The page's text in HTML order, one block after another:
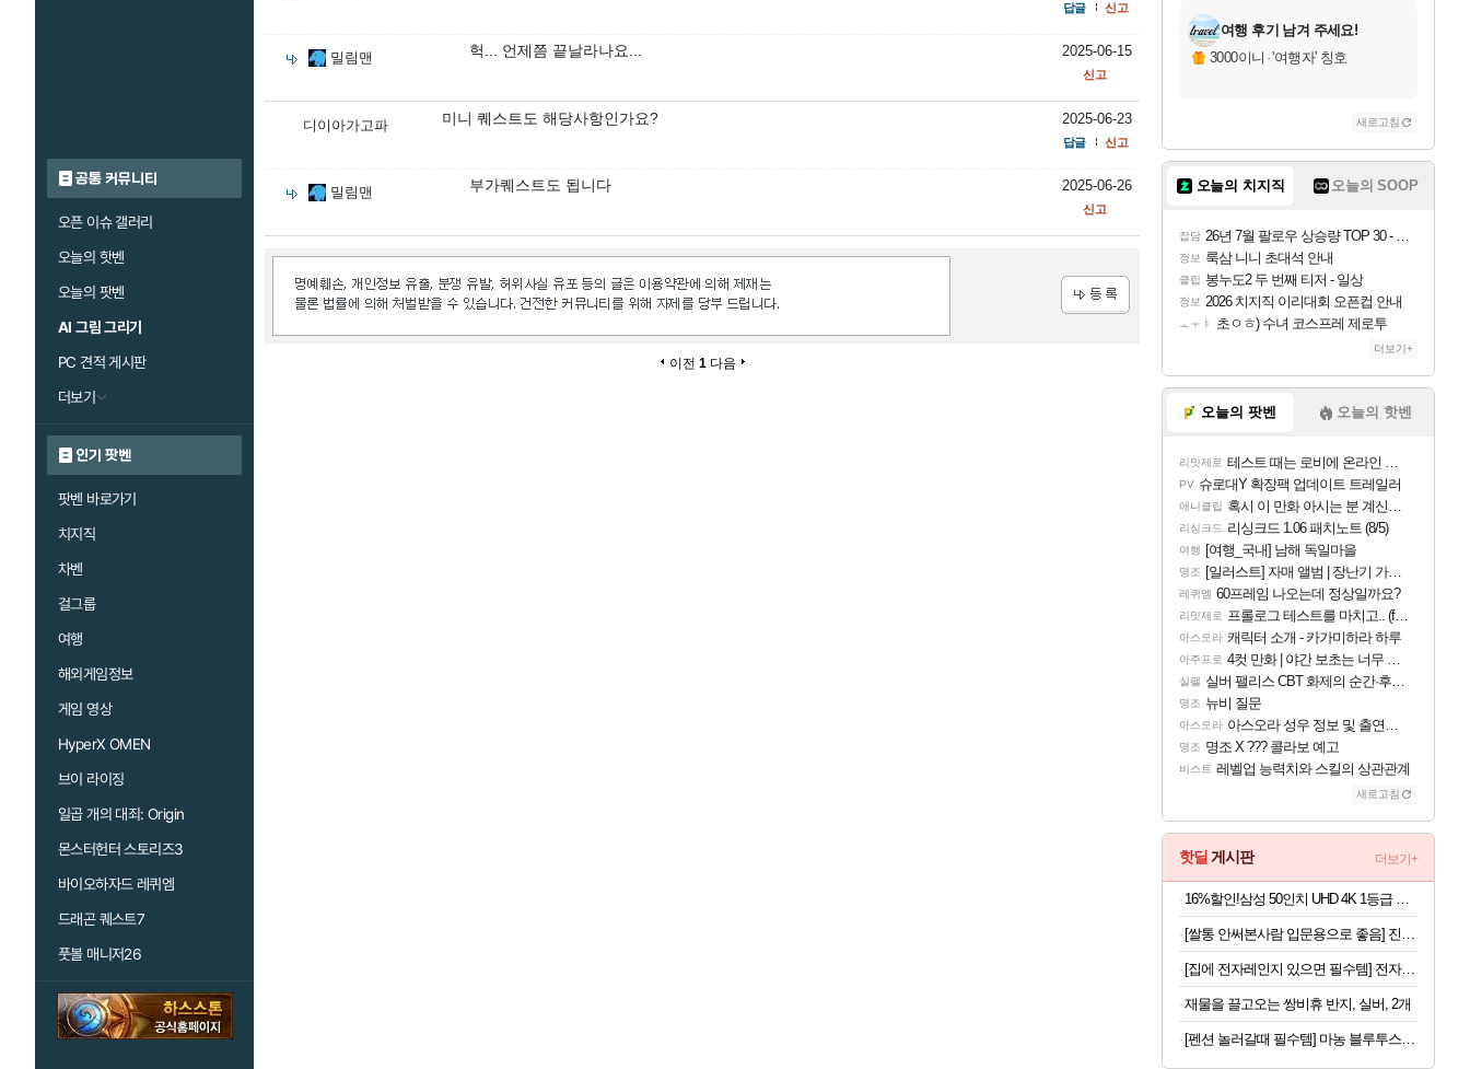
공통 커뮤니티
오픈 이슈 갤러리
오늘의 핫벤
오늘의 팟벤
AI 그림 그리기
PC 견적 게시판
더보기
인기 팟벤
팟벤 바로가기
치지직
차벤
걸그룹
여행
해외게임정보
게임 영상
HyperX OMEN
브이 라이징
일곱 개의 대죄: Origin
몬스터헌터 스토리즈3
바이오하자드 레퀴엠
드래곤 퀘스트7
풋볼 매니저26
답글 신고
밀림맨 헉... 언제쯤 끝날라나요... 2025-06-15
신고
디이아가고파 미니 퀘스트도 해당사항인가요? 2025-06-23
답글 신고
밀림맨 부가퀘스트도 됩니다 2025-06-26
신고
이전 1 다음
여행 후기 남겨 주세요!
3000이니 ·'여행자' 칭호
새로고침
오늘의 치지직 오늘의 SOOP
잡담 26년 7월 팔로우 상승량 TOP 30 - 월간 치지직
정보 룩삼 니니 초대석 안내
클립 봉누도2 두 번째 티저 - 일상
정보 2026 치지직 이리대회 오픈컵 안내
ㅗㅜㅑ 초ㅇㅎ) 수녀 코스프레 제로투
더보기+
오늘의 팟벤 오늘의 핫벤
리밋제로 테스트 때는 로비에 온라인 기능이 있는데
PV 슈로대Y 확장팩 업데이트 트레일러
애니클립 혹시 이 만화 아시는 분 계신가요
리싱크드 리싱크드 1.06 패치노트 (8/5)
여행 [여행_국내] 남해 독일마을
명조 [일러스트] 자매 앨범 | 장난기 가득한 오후의 공원 (리메이크판)
레퀴엠 60프레임 나오는데 정상일까요?
리밋제로 프롤로그 테스트를 마치고.. (feat. 리아)
아스오라 캐릭터 소개 - 카가미하라 하루
아주프로 4컷 만화 | 야간 보초는 너무 힘들어
실팰 실버 팰리스 CBT 화제의 순간·후기 모음
명조 뉴비 질문
아스오라 아스오라 성우 정보 및 출연작 모음
명조 명조 X ??? 콜라보 예고
비스트 레벨업 능력치와 스킬의 상관관계
새로고침
핫딜 게시판 더보기+
[집에 전자레인지 있으면 필수템] 전자레인지 스팀 청소인형 x 2개
재물을 끌고오는 쌍비휴 반지, 실버, 2개
[펜션 놀러갈때 필수템] 마농 블루투스스피커 무선마이크 노래방기계 1+1